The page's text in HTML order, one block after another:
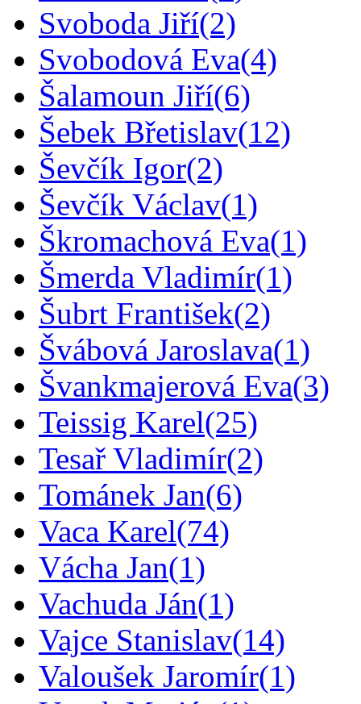
Svoboda Jiří(2)
Svobodová Eva(4)
Šalamoun Jiří(6)
Šebek Břetislav(12)
Ševčík Igor(2)
Ševčík Václav(1)
Škromachová Eva(1)
Šmerda Vladimír(1)
Šubrt František(2)
Švábová Jaroslava(1)
Švankmajerová Eva(3)
Teissig Karel(25)
Tesař Vladimír(2)
Tománek Jan(6)
Vaca Karel(74)
Vácha Jan(1)
Vachuda Ján(1)
Vajce Stanislav(14)
Valoušek Jaromír(1)